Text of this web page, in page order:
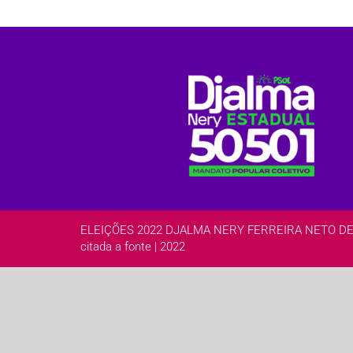
ELEIÇÕES 2022 DJALMA NERY FERREIRA NETO
citada a fonte | 2022